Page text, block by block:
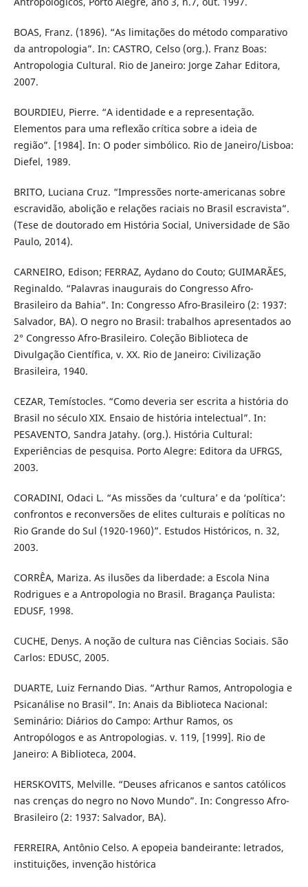
BOAS, Franz. (1896). “As limitações do método comparativo
da antropologia”. In: CASTRO, Celso (org.). Franz Boas:
Antropologia Cultural. Rio de Janeiro: Jorge Zahar Editora,
2007.
BOURDIEU, Pierre. “A identidade e a representação.
Elementos para uma reflexão crítica sobre a ideia de
região”. [1984]. In: O poder simbólico. Rio de Janeiro/Lisboa:
Diefel, 1989.
BRITO, Luciana Cruz. “Impressões norte-americanas sobre
escravidão, abolição e relações raciais no Brasil escravista”.
(Tese de doutorado em História Social, Universidade de São
Paulo, 2014).
CARNEIRO, Edison; FERRAZ, Aydano do Couto; GUIMARÃES,
Reginaldo. “Palavras inaugurais do Congresso Afro-
Brasileiro da Bahia”. In: Congresso Afro-Brasileiro (2: 1937:
Salvador, BA). O negro no Brasil: trabalhos apresentados ao
2° Congresso Afro-Brasileiro. Coleção Biblioteca de
Divulgação Científica, v. XX. Rio de Janeiro: Civilização
Brasileira, 1940.
CEZAR, Temístocles. “Como deveria ser escrita a história do
Brasil no século XIX. Ensaio de história intelectual”. In:
PESAVENTO, Sandra Jatahy. (org.). História Cultural:
Experiências de pesquisa. Porto Alegre: Editora da UFRGS,
2003.
CORADINI, Odaci L. “As missões da ‘cultura’ e da ‘política’:
confrontos e reconversões de elites culturais e políticas no
Rio Grande do Sul (1920-1960)”. Estudos Históricos, n. 32,
2003.
CORRÊA, Mariza. As ilusões da liberdade: a Escola Nina
Rodrigues e a Antropologia no Brasil. Bragança Paulista:
EDUSF, 1998.
CUCHE, Denys. A noção de cultura nas Ciências Sociais. São
Carlos: EDUSC, 2005.
DUARTE, Luiz Fernando Dias. “Arthur Ramos, Antropologia e
Psicanálise no Brasil”. In: Anais da Biblioteca Nacional:
Seminário: Diários do Campo: Arthur Ramos, os
Antropólogos e as Antropologias. v. 119, [1999]. Rio de
Janeiro: A Biblioteca, 2004.
HERSKOVITS, Melville. “Deuses africanos e santos católicos
nas crenças do negro no Novo Mundo”. In: Congresso Afro-
Brasileiro (2: 1937: Salvador, BA).
FERREIRA, Antônio Celso. A epopeia bandeirante: letrados,
instituições, invenção histórica